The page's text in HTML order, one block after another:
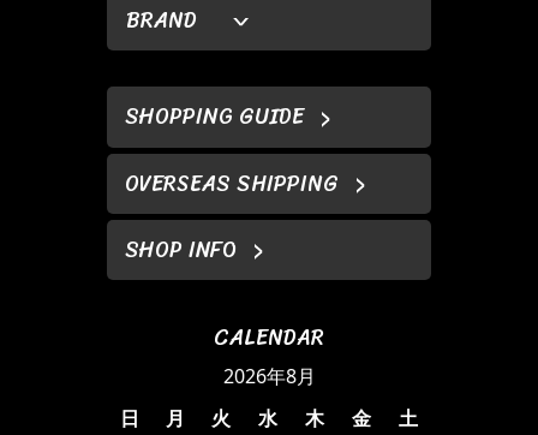
BRAND
SHOPPING GUIDE
OVERSEAS SHIPPING
SHOP INFO
CALENDAR
2026年8月
日
月 火 水 木 金 土